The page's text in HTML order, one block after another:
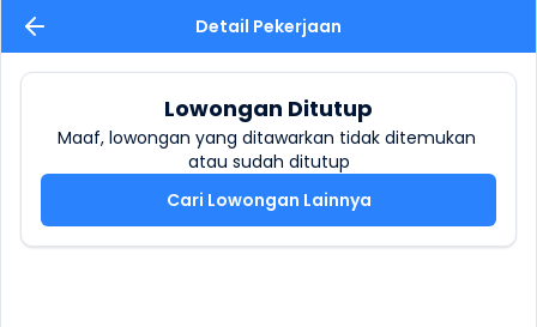
Detail Pekerjaan
Lowongan Ditutup
Maaf, lowongan yang ditawarkan tidak ditemukan
atau sudah ditutup
Cari Lowongan Lainnya